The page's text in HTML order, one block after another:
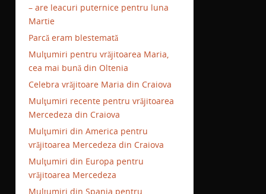
– are leacuri puternice pentru luna
Martie
Parcă eram blestemată
Mulţumiri pentru vrăjitoarea Maria,
cea mai bună din Oltenia
Celebra vrăjitoare Maria din Craiova
Mulţumiri recente pentru vrăjitoarea
Mercedeza din Craiova
Mulţumiri din America pentru
vrăjitoarea Mercedeza din Craiova
Mulţumiri din Europa pentru
vrăjitoarea Mercedeza
Mulţumiri din Spania pentru